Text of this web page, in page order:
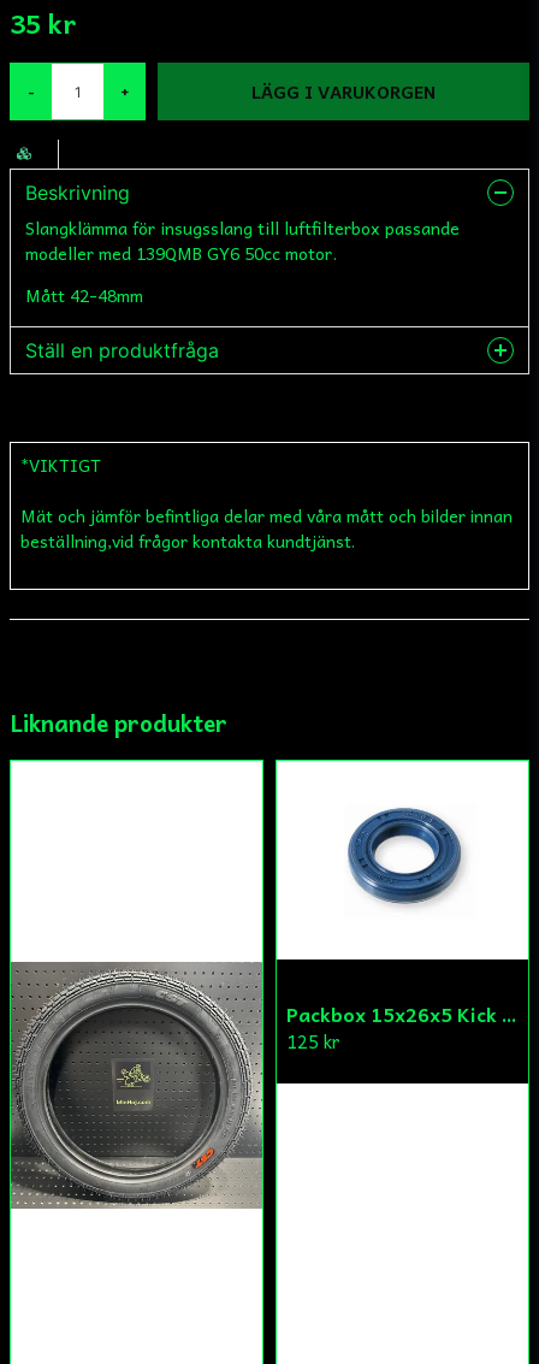
35 kr
- + LÄGG I VARUKORGEN
Beskrivning
Slangklämma för insugsslang till luftfilterbox passande
modeller med 139QMB GY6 50cc motor.
Mått 42-48mm
Ställ en produktfråga
name
Namn
email
Ja, ni får publicera min fråga
Skicka fråga
*VIKTIGT
Mät och jämför befintliga delar med våra mått och bilder innan
beställning,vid frågor kontakta kundtjänst.
Liknande produkter
Packbox 15x26x5 Kick Aprilia/Derbi/Gilera (original)
125 kr